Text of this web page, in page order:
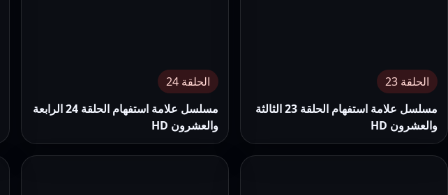
الحلقة 23
مسلسل علامة استفهام الحلقة 23 الثالثة
والعشرون HD
الحلقة 24
مسلسل علامة استفهام الحلقة 24 الرابعة
والعشرون HD